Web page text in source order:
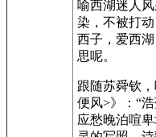
喻西湖迷人
染，不被打
西子，爱西
思呢。
跟随苏舜钦
便风>》：“
应愁晚泊喧